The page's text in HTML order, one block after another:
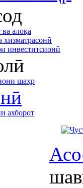
алоқа
хизматрасонӣ
инвеститсионӣ
шаҳр
ахборот